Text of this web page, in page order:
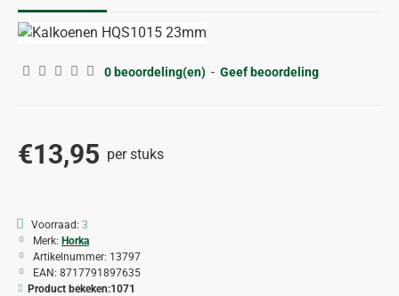
0 beoordeling(en) - Geef beoordeling
€13,95 per stuks
Voorraad: 3
Merk: Horka
Artikelnummer: 13797
EAN: 8717791897635
Product bekeken:1071